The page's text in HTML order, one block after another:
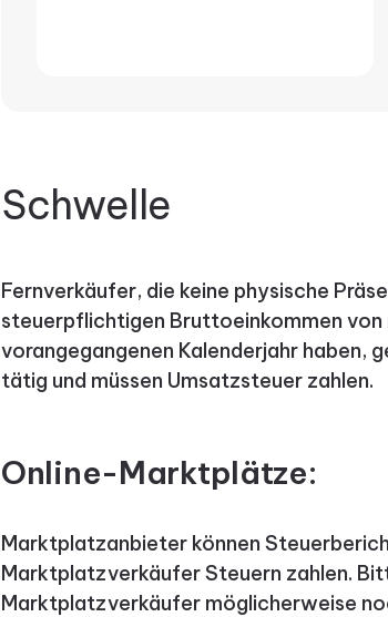
Schwelle
Fernverkäufer, die keine physische
steuerpflichtigen Bruttoeinkommen von
vorangegangenen Kalenderjahr haben,
tätig und müssen Umsatzsteuer zahlen.
Online-Marktplätze:
Marktplatzanbieter können
Marktplatzverkäufer Steuern zahlen.
Marktplatzverkäufer möglicherweise